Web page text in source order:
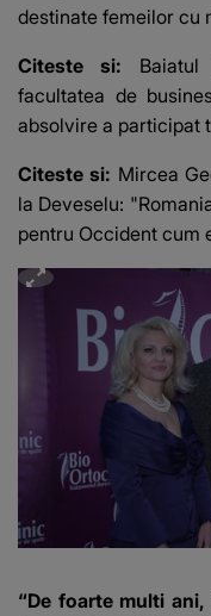
destinate femeilor cu
Citeste si:
facultatea de
absolvire a participat
Citeste si: Mircea
la Deveselu:
pentru Occident cum
“De foarte multi